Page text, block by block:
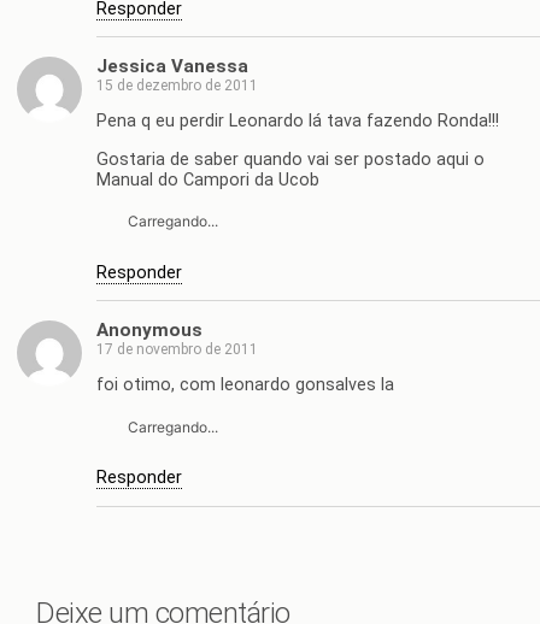
Responder
Jessica Vanessa
15 de dezembro de 2011
Pena q eu perdir Leonardo lá tava fazendo Ronda!!!
Gostaria de saber quando vai ser postado aqui o
Manual do Campori da Ucob
Carregando...
Responder
Anonymous
17 de novembro de 2011
foi otimo, com leonardo gonsalves la
Carregando...
Responder
Deixe um comentário